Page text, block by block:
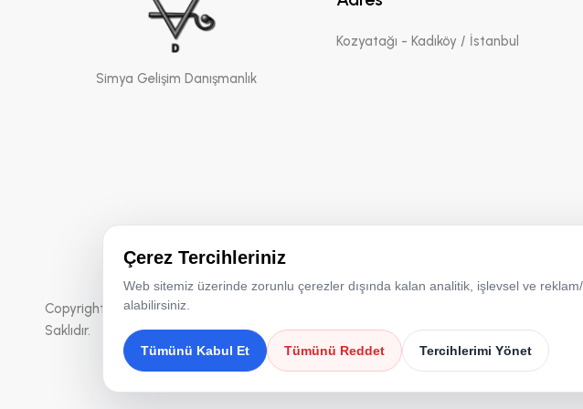
Simya Gelişim Danışmanlık
Kozyatağı - Kadıköy / İstanbul
Copyright © 2026 Simya Gelişim Danışmanlık | Tüm Hakları
Saklıdır.
Çerez Tercihleriniz
Web sitemiz üzerinde zorunlu çerezler dışında kalan analitik, işlevsel ve
alabilirsiniz.
Tümünü Kabul Et Tümünü Reddet Tercihlerimi Yönet